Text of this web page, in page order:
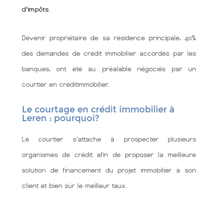
d'impôts
Devenir propriétaire de sa résidence principale, 40%
des demandes de crédit immobilier accordés par les
banques, ont été au préalable négociés par un
courtier en créditimmobilier.
Le courtage en crédit immobilier à
Leren : pourquoi?
Le courtier s'attache à prospecter plusieurs
organismes de crédit afin de proposer la meilleure
solution de financement du projet immobilier à son
client et bien sùr le meilleur taux.